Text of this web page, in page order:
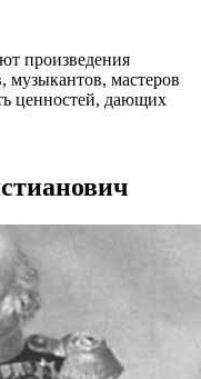
произведения
музыкантов, мастеров
ценностей, дающих